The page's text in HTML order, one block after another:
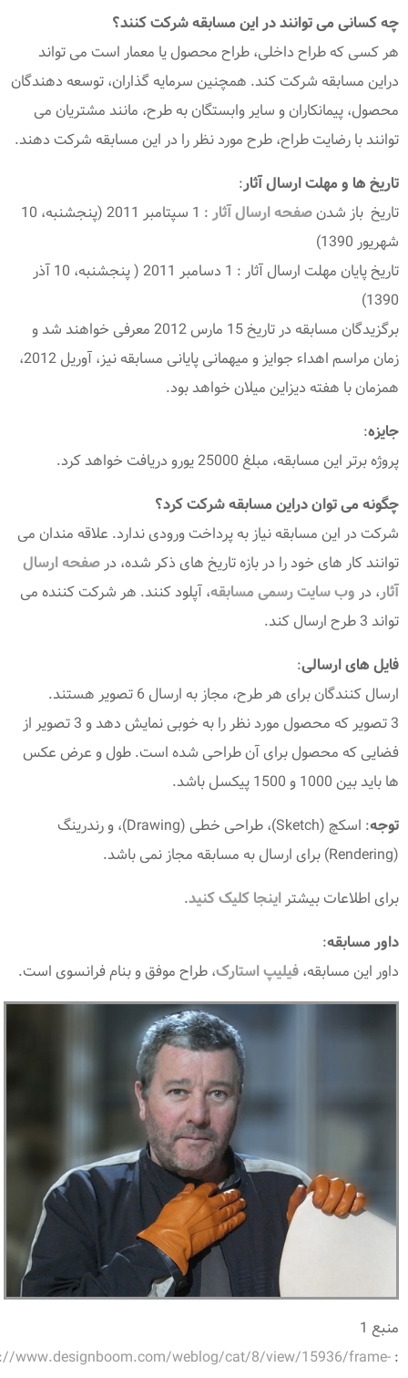
چه کسانی می توانند در این مسابقه شرکت کنند؟
هر کسی که طراح داخلی، طراح محصول یا معمار است می تواند
دراین مسابقه شرکت کند. همچنین سرمایه گذاران، توسعه دهندگان
محصول، پیمانکاران و سایر وابستگان به طرح، مانند مشتریان می
توانند با رضایت طراح، طرح مورد نظر را در این مسابقه شرکت دهند.
تاریخ ها و مهلت ارسال آثار:
تاریخ باز شدنصفحه ارسال آثار
: 1 سپتامبر 2011 (پنجشنبه، 10
شهریور 1390)
تاریخ پایان مهلت ارسال آثار : 1 دسامبر 2011 ( پنجشنبه، 10 آذر
1390)
برگزیدگان مسابقه در تاریخ 15 مارس 2012 معرفی خواهند شد و
زمان مراسم اهداء جوایز و میهمانی پایانی مسابقه نیز، آوریل 2012،
همزمان با هفته دیزاین میلان خواهد بود.
جایزه:
پروژه برتر این مسابقه، مبلغ 25000 یورو دریافت خواهد کرد.
چگونه می توان دراین مسابقه شرکت کرد؟
شرکت در این مسابقه نیاز به پرداخت ورودی ندارد. علاقه مندان می
توانند کار های خود را در بازه تاریخ های ذکر شده، درصفحه ارسال
آثار، دروب سایت رسمی مسابقه، آپلود کنند. هر شرکت کننده می
تواند 3 طرح ارسال کند.
فایل های ارسالی:
ارسال کنندگان برای هر طرح، مجاز به ارسال 6 تصویر هستند.
3 تصویر که محصول مورد نظر را به خوبی نمایش دهد و 3 تصویر از
فضایی که محصول برای آن طراحی شده است. طول و عرض عکس
ها باید بین 1000 و 1500 پیکسل باشد.
توجه
: اسکچ (Sketch)، طراحی خطی (Drawing)، و رندرینگ
(Rendering) برای ارسال به مسابقه مجاز نمی باشد.
برای اطلاعات بیشتراینجا کلیک کنید.
داور مسابقه:
داور این مسابقه،فیلیپ استارک، طراح موفق و بنام فرانسوی است.
منبع 1
:
www.designboom.com/weblog/cat/8/view/15936/frame-